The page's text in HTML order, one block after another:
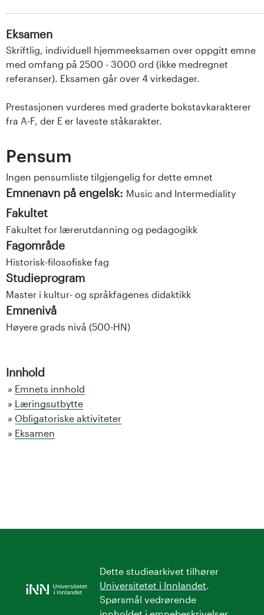
Eksamen
Skriftlig, individuell hjemmeeksamen over oppgitt emne
med omfang på 2500 - 3000 ord (ikke medregnet
referanser). Eksamen går over 4 virkedager.
Prestasjonen vurderes med graderte bokstavkarakterer
fra A-F, der E er laveste ståkarakter.
Pensum
Ingen pensumliste tilgjengelig for dette emnet
Emnenavn på engelsk: Music and Intermediality
Fakultet
Fakultet for lærerutdanning og pedagogikk
Fagområde
Historisk-filosofiske fag
Studieprogram
Master i kultur- og språkfagenes didaktikk
Emnenivå
Høyere grads nivå (500-HN)
Innhold
Emnets innhold
Læringsutbytte
Obligatoriske aktiviteter
Eksamen
Dette studiearkivet tilhører
Universitetet i Innlandet.
Spørsmål vedrørende